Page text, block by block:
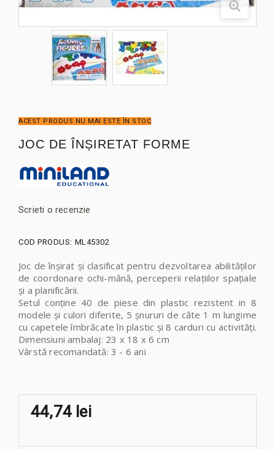
ACEST PRODUS NU MAI ESTE ÎN STOC
JOC DE ÎNȘIRETAT FORME
Scrieti o recenzie
COD PRODUS: ML45302
Joc de înșirat și clasificat pentru dezvoltarea abilităților
de coordonare ochi-mână, perceperii relațiilor spațiale
și a planificării.
Setul conține 40 de piese din plastic rezistent in 8
modele și culori diferite, 5 șnururi de câte 1 m lungime
cu capetele îmbrăcate în plastic și 8 carduri cu activități.
Dimensiuni ambalaj: 23 x 18 x 6 cm
Vârstă recomandată: 3 - 6 ani
44,74 lei